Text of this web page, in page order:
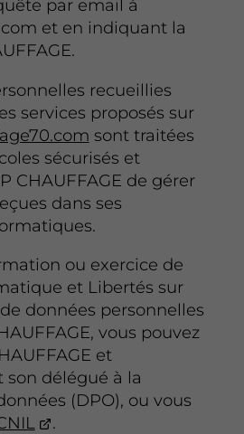
par email à
et en indiquant la
recueillies
services proposés sur
sont traitées
sécurisés et
CHAUFFAGE de gérer
dans ses
ou exercice de
et Libertés sur
données personnelles
vous pouvez
et
délégué à la
(DPO), ou vous
.